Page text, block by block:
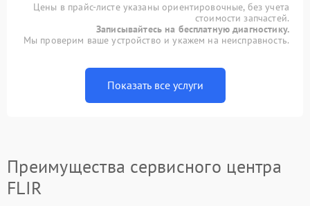
Цены в прайс-листе указаны ориентировочные, без учета
стоимости запчастей.
Записывайтесь на бесплатную диагностику.
Мы проверим ваше устройство и укажем на неисправность.
Показать все услуги
Преимущества сервисного центра
FLIR